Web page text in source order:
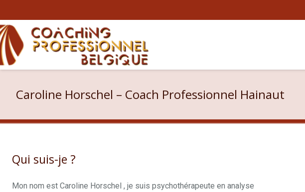
Caroline Horschel – Coach Professionnel Hainaut
Qui suis-je ?
Mon nom est Caroline Horschel , je suis psychothérapeute en analyse